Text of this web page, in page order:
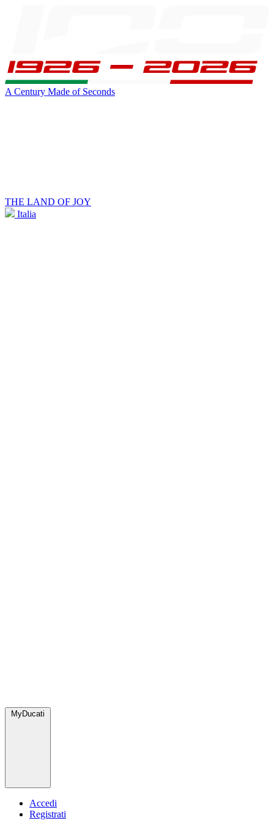
A Century Made of Seconds
THE LAND OF JOY
Italia
MyDucati
Accedi
Registrati